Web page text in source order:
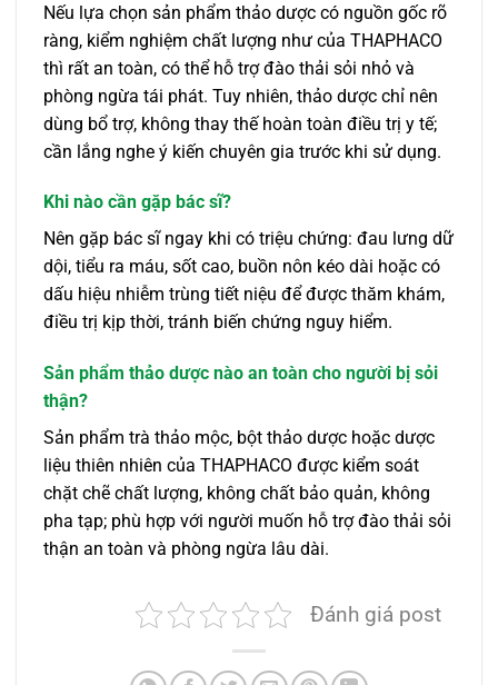
Nếu lựa chọn sản phẩm thảo dược có nguồn gốc rõ
ràng, kiểm nghiệm chất lượng như của THAPHACO
thì rất an toàn, có thể hỗ trợ đào thải sỏi nhỏ và
phòng ngừa tái phát. Tuy nhiên, thảo dược chỉ nên
dùng bổ trợ, không thay thế hoàn toàn điều trị y tế;
cần lắng nghe ý kiến chuyên gia trước khi sử dụng.
Khi nào cần gặp bác sĩ?
Nên gặp bác sĩ ngay khi có triệu chứng: đau lưng dữ
dội, tiểu ra máu, sốt cao, buồn nôn kéo dài hoặc có
dấu hiệu nhiễm trùng tiết niệu để được thăm khám,
điều trị kịp thời, tránh biến chứng nguy hiểm.
Sản phẩm thảo dược nào an toàn cho người bị sỏi
thận?
Sản phẩm trà thảo mộc, bột thảo dược hoặc dược
liệu thiên nhiên của THAPHACO được kiểm soát
chặt chẽ chất lượng, không chất bảo quản, không
pha tạp; phù hợp với người muốn hỗ trợ đào thải sỏi
thận an toàn và phòng ngừa lâu dài.
Đánh giá post